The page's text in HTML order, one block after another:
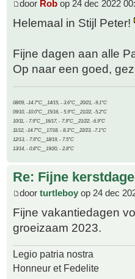
door Rob op 24 dec 2022
Helemaal in Stijl Peter!
Fijne dagen aan alle
Op naar een goed,
08/09, -14.7°C__14/15, - 3.6°C__20/21, -9.1°C
09/10, -10.0°C__15/16, - 5.9°C__21/22, -5.2°C
10/11, - 7.9°C__16/17, - 7.9°C__21/22, -6.9°C
11/12, -14.7°C__17/18, - 8.3°C__22/23, -7.1°C
12/13, - 7.9°C__18/19, - 7.5°C
13/14, - 0.8°C__19/20, - 2.8°C
Re: Fijne
door turtleboy op 24 dec
Fijne vakantiedagen
groeizaam 2023.
Legio patria nostra
Honneur et Fedelite